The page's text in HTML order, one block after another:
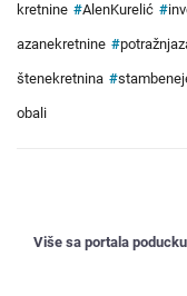
kretnine #AlenKurelić #
azanekretnine #
štenekretnina #
obali
Više sa portala